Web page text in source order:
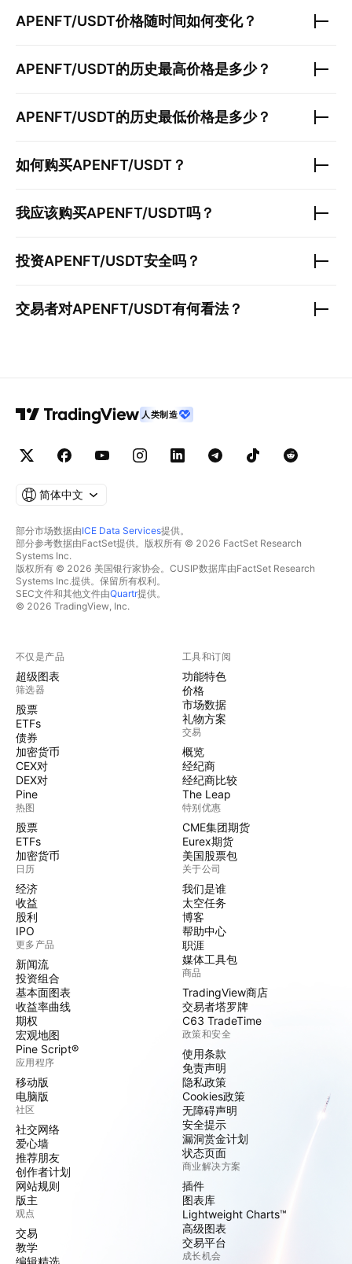
APENFT/USDT价格随时间如何变化？
APENFT/USDT的历史最高价格是多少？
APENFT/USDT的历史最低价格是多少？
如何购买APENFT/USDT ？
我应该购买APENFT/USDT吗？
投资APENFT/USDT安全吗？
交易者对APENFT/USDT有何看法？
人类制造
简体中文
部分市场数据由ICE Data Services提供。
部分参考数据由FactSet提供。版权所有 © 2026 FactSet Research
Systems Inc.
版权所有 © 2026 美国银行家协会。CUSIP数据库由FactSet Research
Systems Inc.提供。保留所有权利。
SEC文件和其他文件由Quartr提供。
© 2026 TradingView, Inc.
不仅是产品
超级图表
筛选器
股票
ETFs
债券
加密货币
CEX对
DEX对
Pine
热图
股票
ETFs
加密货币
日历
经济
收益
股利
IPO
更多产品
新闻流
投资组合
基本面图表
收益率曲线
期权
宏观地图
Pine Script®
应用程序
移动版
电脑版
社区
社交网络
爱心墙
推荐朋友
创作者计划
网站规则
版主
观点
交易
教学
编辑精选
工具和订阅
功能特色
价格
市场数据
礼物方案
交易
概览
经纪商
经纪商比较
The Leap
特别优惠
CME集团期货
Eurex期货
美国股票包
关于公司
我们是谁
太空任务
博客
帮助中心
职涯
媒体工具包
商品
TradingView商店
交易者塔罗牌
C63 TradeTime
政策和安全
使用条款
免责声明
隐私政策
Cookies政策
无障碍声明
安全提示
漏洞赏金计划
状态页面
商业解决方案
插件
图表库
Lightweight Charts™
高级图表
交易平台
成长机会